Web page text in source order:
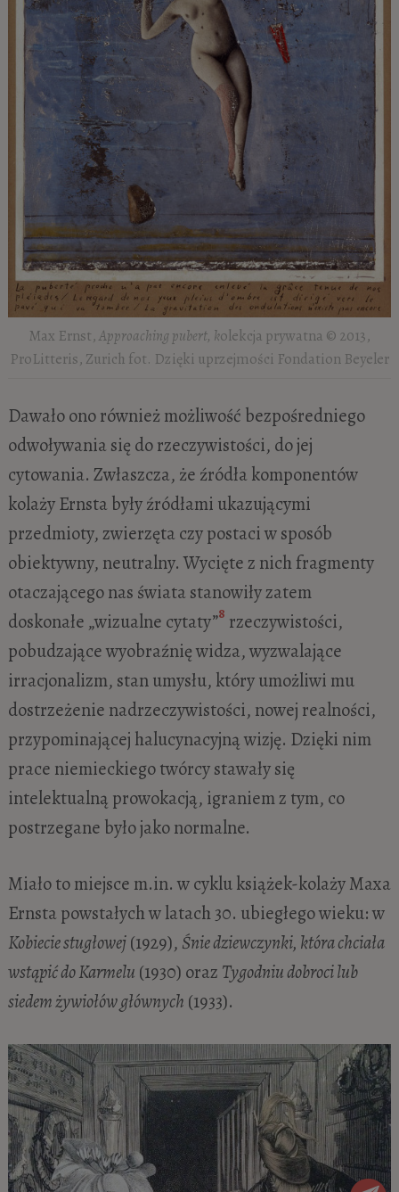
Max Ernst,Approaching pubert, kolekcja prywatna © 2013,
ProLitteris, Zurich fot. Dzięki uprzejmości Fondation Beyeler
Dawało ono również możliwość bezpośredniego
odwoływania się do rzeczywistości, do jej
cytowania. Zwłaszcza, że źródła komponentów
kolaży Ernsta były źródłami ukazującymi
przedmioty, zwierzęta czy postaci w sposób
obiektywny, neutralny. Wycięte z nich fragmenty
otaczającego nas świata stanowiły zatem
doskonałe „wizualne cytaty”8 rzeczywistości,
pobudzające wyobraźnię widza, wyzwalające
irracjonalizm, stan umysłu, który umożliwi mu
dostrzeżenie nadrzeczywistości, nowej realności,
przypominającej halucynacyjną wizję. Dzięki nim
prace niemieckiego twórcy stawały się
intelektualną prowokacją, igraniem z tym, co
postrzegane było jako normalne.
Miało to miejsce m.in. w cyklu książek-kolaży Maxa
Ernsta powstałych w latach 30. ubiegłego wieku: w
Kobiecie stugłowej(1929), Śnie dziewczynki, która chciała
wstąpić do Karmelu (1930) oraz Tygodniu dobroci lub
siedem żywiołów głównych (1933).